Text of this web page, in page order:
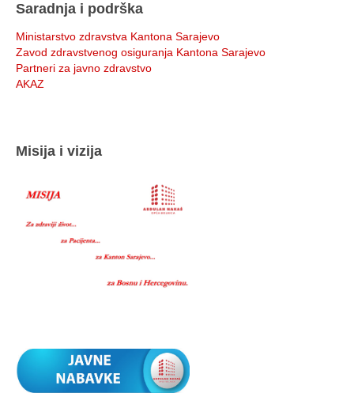
Saradnja i podrška
Ministarstvo zdravstva Kantona Sarajevo
Zavod zdravstvenog osiguranja Kantona Sarajevo
Partneri za javno zdravstvo
AKAZ
Misija i vizija